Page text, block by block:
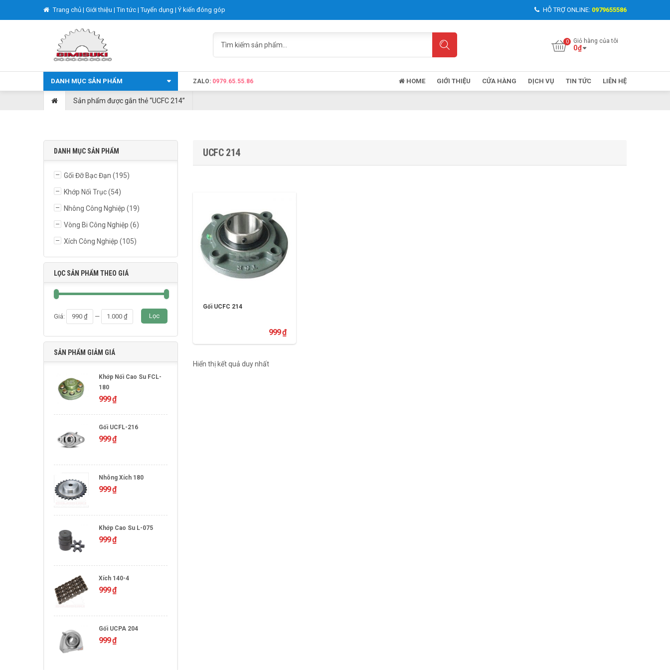
Trang chủ | Giới thiệu |Tin tức |Tuyển dụng |Ý kiến đóng góp HỖ TRỢ ONLINE: 0979655586
Giỏ hàng của tôi
0₫
DANH MỤC SẢN PHẨM ZALO: 0979.65.55.86 HOME GIỚI THIỆU CỬA HÀNG DỊCH VỤ TIN TỨC LIÊN HỆ
Sản phẩm được gắn thẻ “UCFC 214”
DANH MỤC SẢN PHẨM
Gối Đỡ Bạc Đạn (195)
Khớp Nối Trục(54)
Nhông Công Nghiệp (19)
Vòng Bi Công Nghiệp (6)
Xích Công Nghiệp (105)
LỌC SẢN PHẨM THEO GIÁ
nhất
nhất
Lọc
Giá: 990 ₫ — 1.000 ₫
SẢN PHẨM GIẢM GIÁ
Khớp Nối Cao Su FCL-
180
999₫
Gối UCFL-216
999₫
Nhông Xích 180
999₫
Khớp Cao Su L-075
999₫
Xích 140-4
999₫
Gối UCPA 204
999₫
UCFC 214
Gối UCFC 214
999₫
Hiển thị kết quả duy nhất